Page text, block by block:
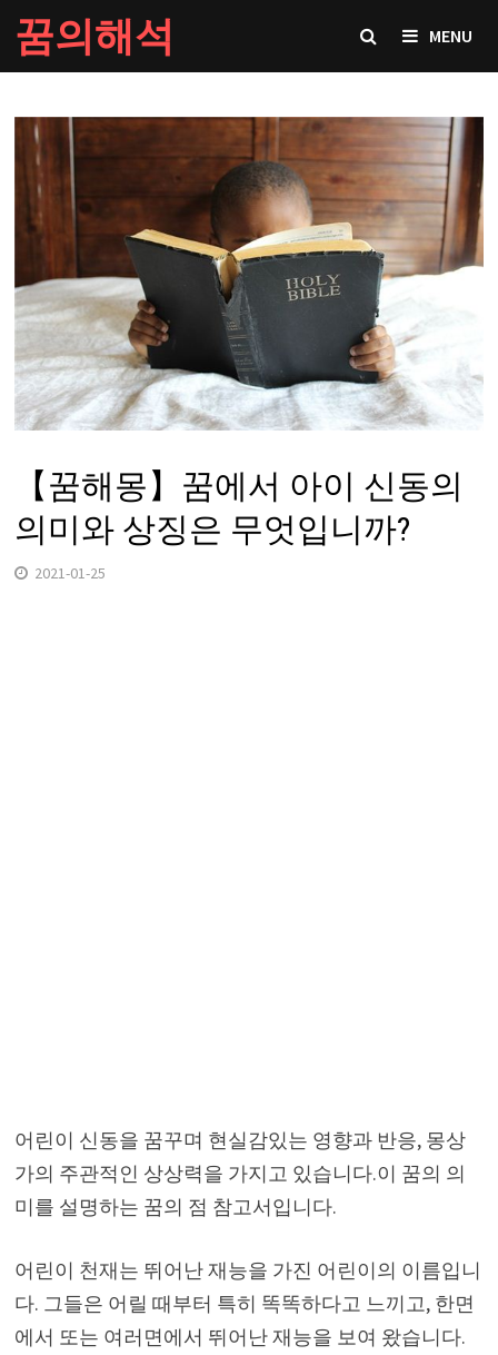
Skip
to
content
꿈의해석 MENU
【꿈해몽】꿈에서 아이 신동의
의미와 상징은 무엇입니까?
2021-01-25
어린이 신동을 꿈꾸며 현실감있는 영향과 반응, 몽상
가의 주관적인 상상력을 가지고 있습니다.이 꿈의 의
미를 설명하는 꿈의 점 참고서입니다.
어린이 천재는 뛰어난 재능을 가진 어린이의 이름입니
다. 그들은 어릴 때부터 특히 똑똑하다고 느끼고, 한면
에서 또는 여러면에서 뛰어난 재능을 보여 왔습니다.